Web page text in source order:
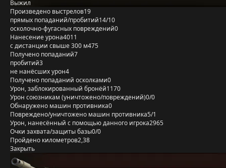
Выжил
Произведено выстрелов19
прямых попаданий/пробитий14/10
осколочно-фугасных повреждений0
Нанесение урона4011
с дистанции свыше 300 м475
Получено попаданий7
пробитий3
не нанёсших урон4
Получено попаданий осколками0
Урон, заблокированный бронёй1170
Урон союзникам (уничтожено/повреждений)0/0
Обнаружено машин противника0
Повреждено/уничтожено машин противника5/1
Урон, нанесённый с помощью данного игрока2965
Очки захвата/защиты базы0/0
Пройдено километров2,38
Закрыть